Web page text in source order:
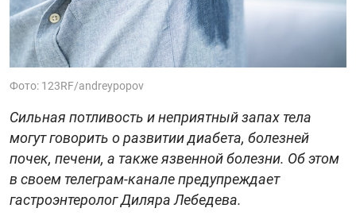
Фото: 123RF/andreypopov
Сильная потливость и неприятный запах тела
могут говорить о развитии диабета, болезней
почек, печени, а также язвенной болезни. Об этом
в своем телеграм-канале предупреждает
гастроэнтеролог Диляра Лебедева.